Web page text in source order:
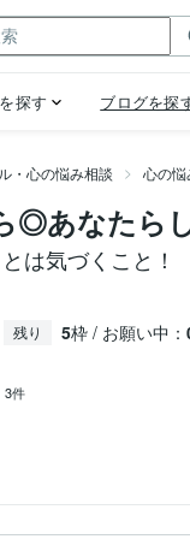
・心の悩み相談 心の
◎あなたら
は気づくこと！
残り 5枠 / お願い中：
3件